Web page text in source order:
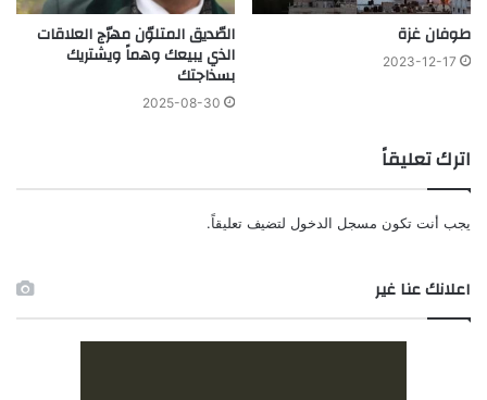
طوفان غزة
2023-12-17
الصّديق المتلوّن مهرّج العلاقات
الذي يبيعك وهماً ويشتريك
بسذاجتك
2025-08-30
اترك تعليقاً
يجب أنت تكون مسجل الدخول لتضيف تعليقاً.
اعلانك عنا غير